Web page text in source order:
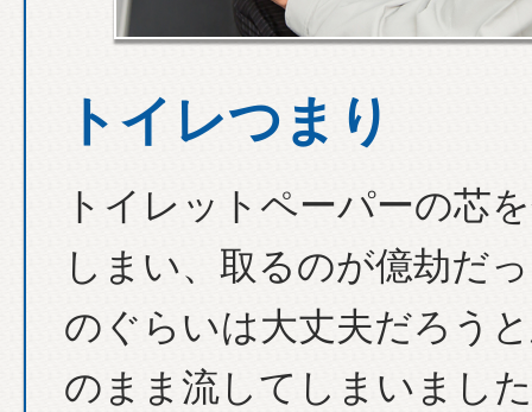
トイレつまり
トイレットペーパーの芯
しまい、取るのが億劫だ
のぐらいは大丈夫だろう
のまま流してしまいまし